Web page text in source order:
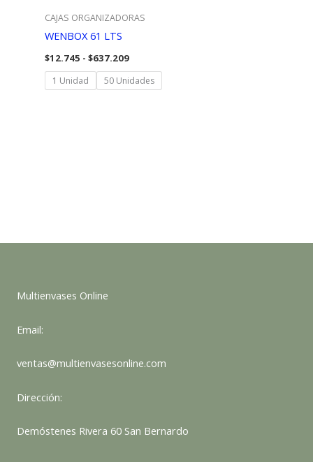
CAJAS ORGANIZADORAS
WENBOX 61 LTS
$12.745 - $637.209Rango
precios:
desde
1 Unidad 50 Unidades
Multienvases Online
Email:
ventas@multienvasesonline.com
Dirección:
Demóstenes Rivera 60 San Bernardo